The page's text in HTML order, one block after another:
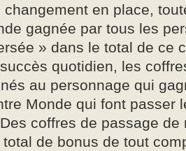
changement en place,
gagnée par tous les
» dans le total de ce
quotidien, les
au personnage qui
Monde qui font passer
coffres de passage
de bonus de tout